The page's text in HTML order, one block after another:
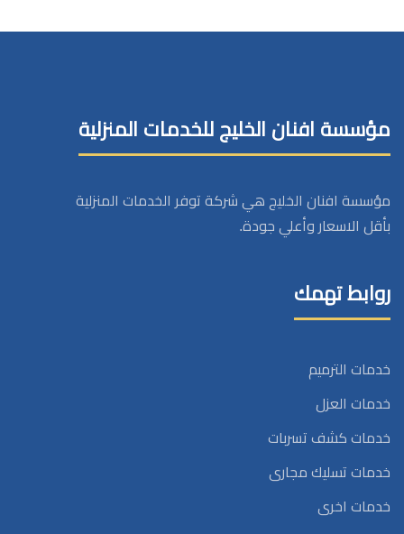
مؤسسة افنان الخليج للخدمات المنزلية
مؤسسة افنان الخليج هي شركة توفر الخدمات المنزلية
بأقل الاسعار وأعلي جودة.
روابط تهمك
خدمات الترميم
خدمات العزل
خدمات كشف تسربات
خدمات تسليك مجارى
خدمات اخرى